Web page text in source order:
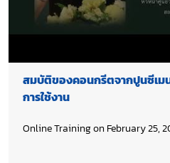
สมบัติของคอนกรีตจากปูนซีเม
การใช้งาน
Online Training on February 25,